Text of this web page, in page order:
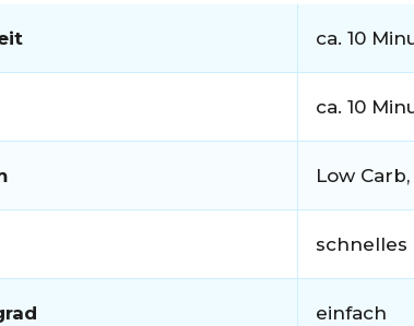
ca. 10
ca. 10
Low
einfach